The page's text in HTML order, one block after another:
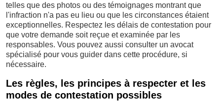
telles que des photos ou des témoignages montrant que
l'infraction n'a pas eu lieu ou que les circonstances étaient
exceptionnelles. Respectez les délais de contestation pour
que votre demande soit reçue et examinée par les
responsables. Vous pouvez aussi consulter un avocat
spécialisé pour vous guider dans cette procédure, si
nécessaire.
Les règles, les principes à respecter et les
modes de contestation possibles